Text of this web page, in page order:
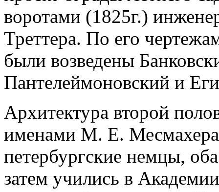
воротами (1825г.)
Треттера. По его
были возведены
Пантелеймоновский и
Архитектура второй
именами М. Е.
петербургские немцы,
затем учились в